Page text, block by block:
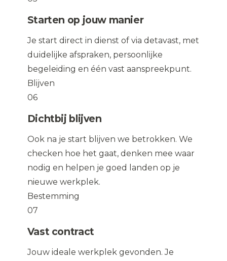
Starten op jouw manier
Je start direct in dienst of via detavast, met
duidelijke afspraken, persoonlijke
begeleiding en één vast aanspreekpunt.
Blijven
06
Dichtbij blijven
Ook na je start blijven we betrokken. We
checken hoe het gaat, denken mee waar
nodig en helpen je goed landen op je
nieuwe werkplek.
Bestemming
07
Vast contract
Jouw ideale werkplek gevonden. Je